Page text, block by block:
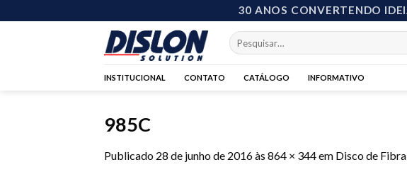
to
30 ANOS CONVERTENDO
Pesquisar
por:
INSTITUCIONAL CONTATO CATÁLOGO INFORMATIVO
985C
Publicado 28 de junho de 2016às 864 × 344em Disco de